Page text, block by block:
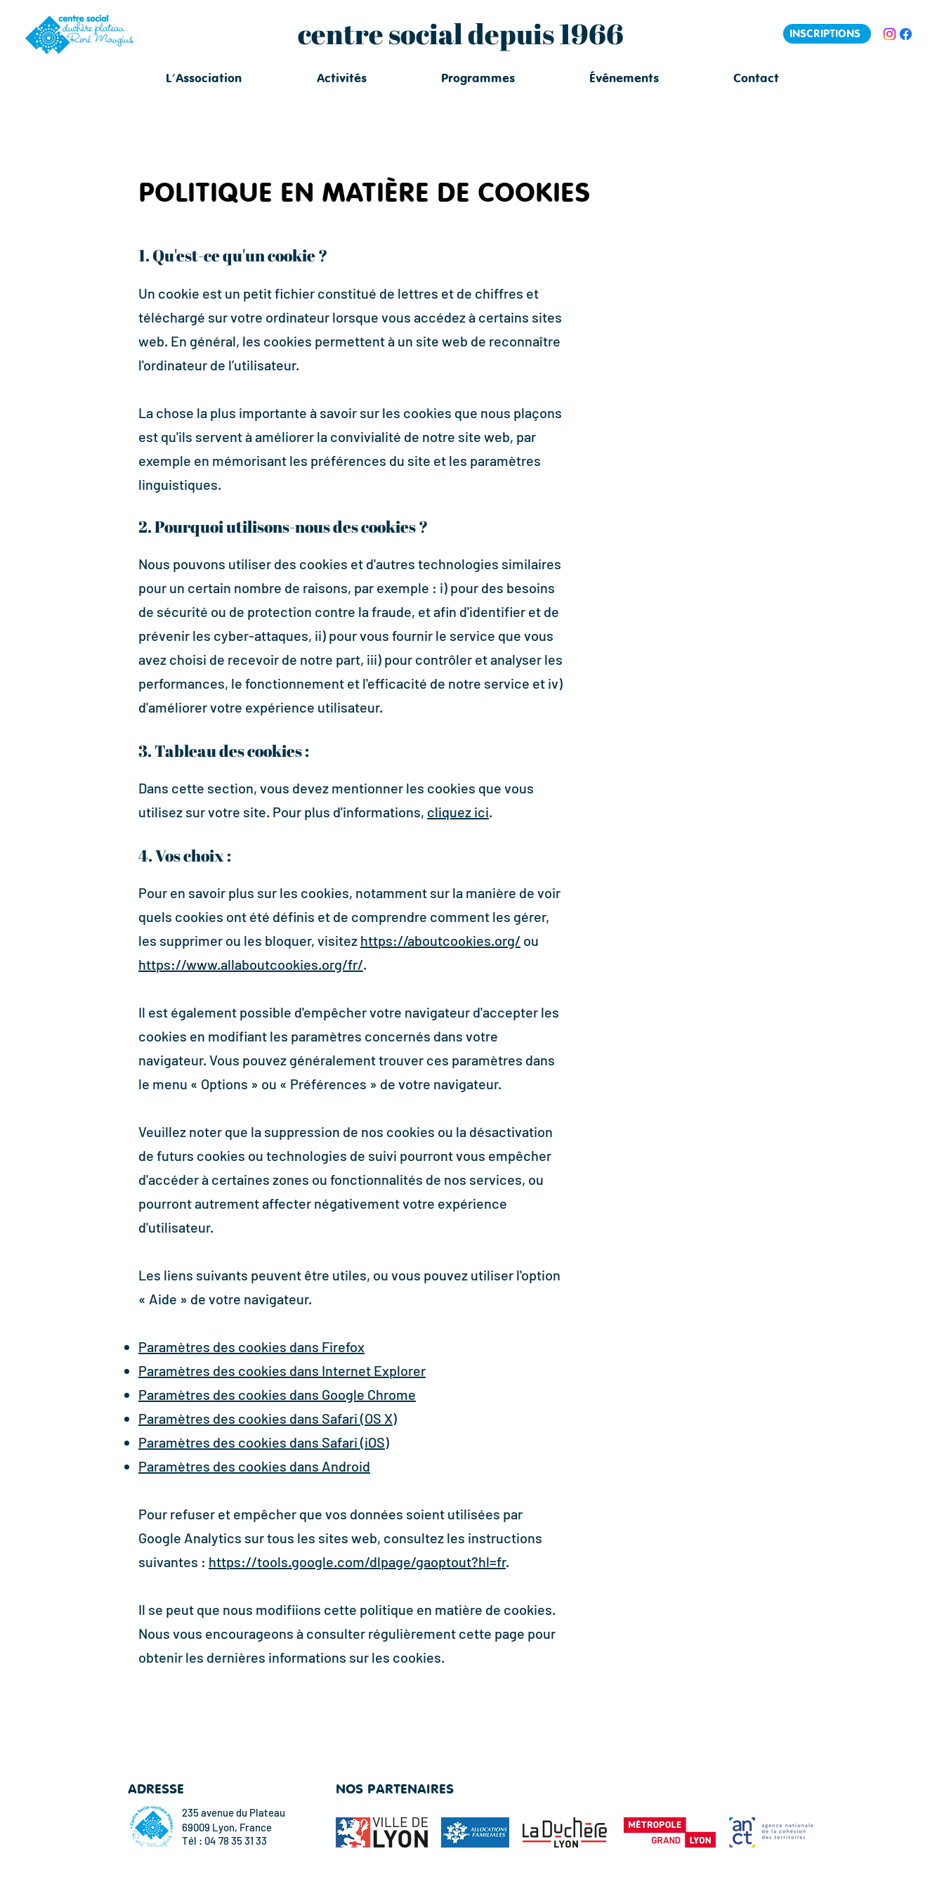
centre social depuis 1966 INSCRIPTIONS
L'Association Activités Programmes Événements Contact
POLITIQUE EN MATIÈRE DE COOKIES
1. Qu'est-ce qu'un cookie ?
Un cookie est un petit fichier constitué de lettres et de chiffres et
téléchargé sur votre ordinateur lorsque vous accédez à certains sites
web. En général, les cookies permettent à un site web de reconnaître
l'ordinateur de l’utilisateur.
La chose la plus importante à savoir sur les cookies que nous plaçons
est qu'ils servent à améliorer la convivialité de notre site web, par
exemple en mémorisant les préférences du site et les paramètres
linguistiques.
2. Pourquoi utilisons-nous des cookies ?
Nous pouvons utiliser des cookies et d'autres technologies similaires
pour un certain nombre de raisons, par exemple : i) pour des besoins
de sécurité ou de protection contre la fraude, et afin d'identifier et de
prévenir les cyber-attaques, ii) pour vous fournir le service que vous
avez choisi de recevoir de notre part, iii) pour contrôler et analyser les
performances, le fonctionnement et l'efficacité de notre service et iv)
d'améliorer votre expérience utilisateur.
3. Tableau des cookies :
Dans cette section, vous devez mentionner les cookies que vous
utilisez sur votre site. Pour plus d'informations, cliquez ici.
4. Vos choix :
Pour en savoir plus sur les cookies, notamment sur la manière de voir
quels cookies ont été définis et de comprendre comment les gérer,
les supprimer ou les bloquer, visitez https://aboutcookies.org/ ou
https://www.allaboutcookies.org/fr/.
Il est également possible d'empêcher votre navigateur d'accepter les
cookies en modifiant les paramètres concernés dans votre
navigateur. Vous pouvez généralement trouver ces paramètres dans
le menu « Options » ou « Préférences » de votre navigateur.
Veuillez noter que la suppression de nos cookies ou la désactivation
de futurs cookies ou technologies de suivi pourront vous empêcher
d'accéder à certaines zones ou fonctionnalités de nos services, ou
pourront autrement affecter négativement votre expérience
d'utilisateur.
Les liens suivants peuvent être utiles, ou vous pouvez utiliser l'option
« Aide » de votre navigateur.
Paramètres des cookies dans Firefox
Paramètres des cookies dans Internet Explorer
Paramètres des cookies dans Google Chrome
Paramètres des cookies dans Safari (OS X)
Paramètres des cookies dans Safari (iOS)
Paramètres des cookies dans Android
Pour refuser et empêcher que vos données soient utilisées par
Google Analytics sur tous les sites web, consultez les instructions
suivantes : https://tools.google.com/dlpage/gaoptout?hl=fr.
Il se peut que nous modifiions cette politique en matière de cookies.
Nous vous encourageons à consulter régulièrement cette page pour
obtenir les dernières informations sur les cookies.
ADRESSE
235 avenue du Plateau
69009 Lyon, France
Tél : 04 78 35 31 33
NOS PARTENAIRES